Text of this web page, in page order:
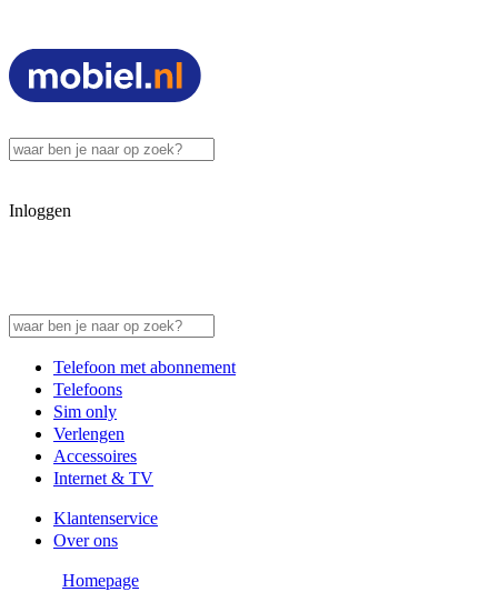
Inloggen
Telefoon met abonnement
Telefoons
Sim only
Verlengen
Accessoires
Internet & TV
Klantenservice
Over ons
Homepage